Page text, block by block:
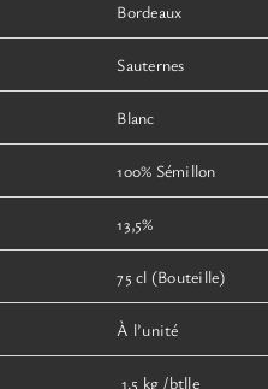
Bordeaux
Sauternes
Blanc
100% Sémillon
13,5%
75 cl (Bouteille)
À l’unité
1.5 kg /btlle